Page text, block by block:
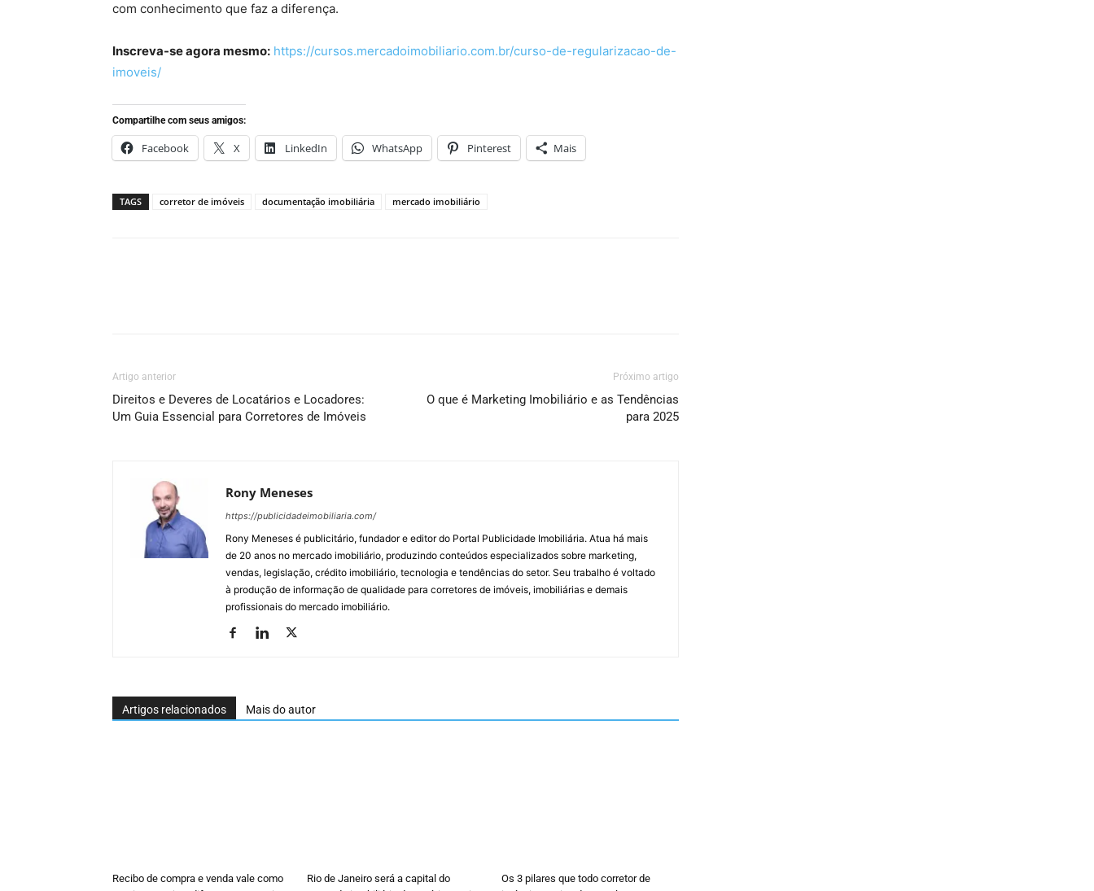
com conhecimento que faz a diferença.
Inscreva-se agora mesmo: https://cursos.mercadoimobiliario.com.br/curso-de-regularizacao-de-
imoveis/
Compartilhe com seus amigos:
Facebook X LinkedIn WhatsApp Pinterest Mais
TAGS corretor de imóveis documentação imobiliária mercado imobiliário
Artigo anterior
Direitos e Deveres de Locatários e Locadores:
Um Guia Essencial para Corretores de Imóveis
Próximo artigo
O que é Marketing Imobiliário e as Tendências
para 2025
Rony Meneses
https://publicidadeimobiliaria.com/
Rony Meneses é publicitário, fundador e editor do Portal Publicidade Imobiliária. Atua há mais
de 20 anos no mercado imobiliário, produzindo conteúdos especializados sobre marketing,
vendas, legislação, crédito imobiliário, tecnologia e tendências do setor. Seu trabalho é voltado
à produção de informação de qualidade para corretores de imóveis, imobiliárias e demais
profissionais do mercado imobiliário.
Artigos relacionados Mais do autor
Recibo de compra e venda vale como
Rio de Janeiro será a capital do
Os 3 pilares que todo corretor de